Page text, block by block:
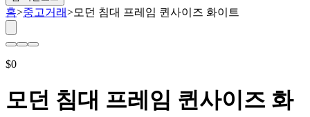
홈>중고거래>모던 침대 프레임 퀸사이즈 화이트
$0
모던 침대 프레임 퀸사이즈 화